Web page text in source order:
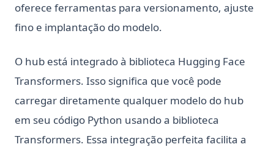
oferece ferramentas para versionamento, ajuste
fino e implantação do modelo.
O hub está integrado à biblioteca Hugging Face
Transformers. Isso significa que você pode
carregar diretamente qualquer modelo do hub
em seu código Python usando a biblioteca
Transformers. Essa integração perfeita facilita a